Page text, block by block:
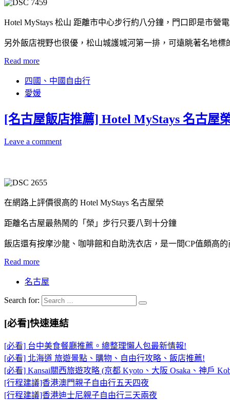
Hotel MyStays 松山 距離市中心步行約八分鐘，門口即是市營
另外飯店視野也很優，松山城護城河第一排，可遠眺著名地
Read more
四國、中國自由行
愛媛
[名古屋飯店推薦] Hotel MyStays 名古屋
Leave a comment
在網路上評價很高的 Hotel MyStays 名古屋榮
距離名古屋最熱鬧的「榮」步行只要八到十分鐘
飯店還有按摩沙龍、咖啡館和自助洗衣店，是一間CP值頗高
Read more
名古屋
Search for:
[必看]快速連結
[必看] 台中美食餐廳推薦。總整理懶人包最新情報!
[必看] 北海道 旅遊景點、購物、自由行攻略、飯店推薦!
[必看] Kansai關西旅遊攻略 (京都 Kyoto、大阪 Osaka、神戶
[行程建議]香港澳門親子自由行五天四夜
[行程建議]香港迪士尼親子自由行三天兩夜